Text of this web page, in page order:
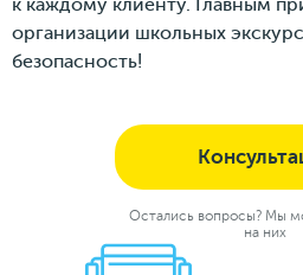
к каждому клиенту. Главным
организации школьных
безопасность!
Остались вопросы? Мы
на них